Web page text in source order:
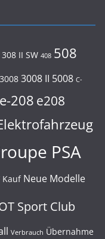
308 II SW 408 508
3008 3008 II 5008 C-
e-208 e208
PSA
Kauf Neue Modelle
Sport Club
Verbrauch Übernahme